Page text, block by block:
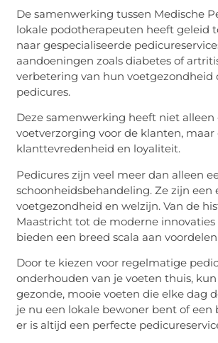
De samenwerking tussen Medische
lokale podotherapeuten heeft geleid
naar gespecialiseerde
aandoeningen zoals diabetes of
verbetering van hun voetgezondheid
pedicures.
Deze samenwerking heeft niet
voetverzorging voor de klanten,
klanttevredenheid en loyaliteit.
Pedicures zijn veel meer dan alleen
schoonheidsbehandeling. Ze zijn een
voetgezondheid en welzijn. Van de
Maastricht tot de moderne
bieden een breed scala aan
Door te kiezen voor regelmatige
onderhouden van je voeten thuis,
gezonde, mooie voeten die elke dag
je nu een lokale bewoner bent of een
er is altijd een perfecte